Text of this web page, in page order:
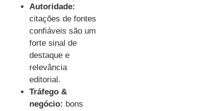
Autoridade:
citações de fontes
confiáveis são um
forte sinal de
destaque e
relevância
editorial.
Tráfego &
negócio: bons